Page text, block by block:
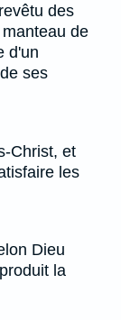
des
de
d'un
ses
Christ, et
les
Dieu
la